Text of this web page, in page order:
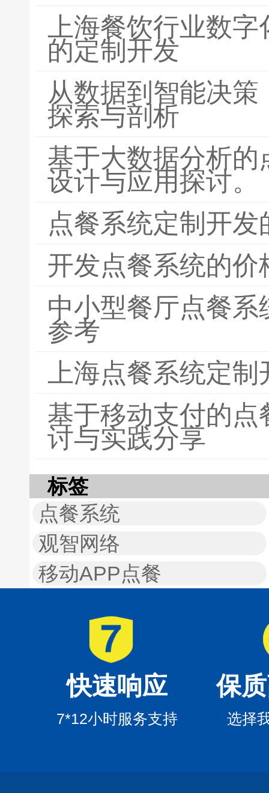
上海餐饮行业数
的定制开发
从数据到智能决
探索与剖析
基于大数据分析
设计与应用探讨。
点餐系统定制开
开发点餐系统的
中小型餐厅点餐
参考
上海点餐系统定
基于移动支付的
讨与实践分享
标签
点餐系统
观智网络
移动APP点餐
快速响应
7*12小时服务支持
保
选择